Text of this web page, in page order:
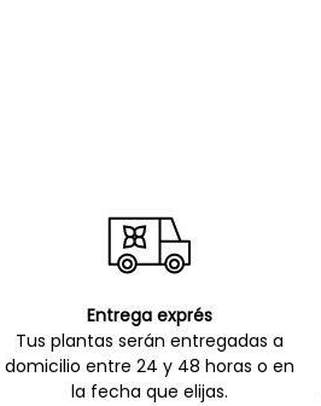
Entrega exprés
Tus plantas serán entregadas a
domicilio entre 24 y 48 horas o en
la fecha que elijas.